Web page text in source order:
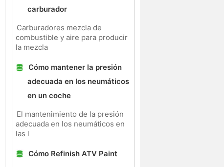
carburador
Carburadores mezcla de
combustible y aire para producir
la mezcla
Cómo mantener la presión
adecuada en los neumáticos
en un coche
El mantenimiento de la presión
adecuada en los neumáticos en
las l
Cómo Refinish ATV Paint